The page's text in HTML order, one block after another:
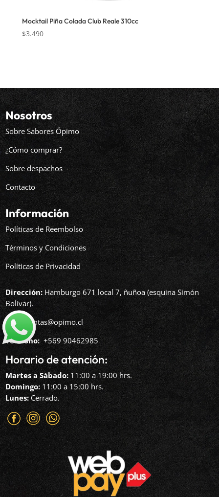
Mocktail Piña Colada Club Reale 310cc
$3.490
Nosotros
Sobre Sabores Ópimo
¿Cómo comprar?
Sobre despachos
Contacto
Información
Políticas de Reembolso
Términos y Condiciones
Políticas de Privacidad
Dirección: Hamburgo 671 local 7, ñuñoa (esquina Simón
Bolívar).
Mail:
ventas@opimo.cl
Teléfono: ‪+569 90462985‬
Horario de atención:
Martes a Sábado: 11:00 a 19:00 hrs.
Domingo: 11:00 a 15:00 hrs.
Lunes: Cerrado.